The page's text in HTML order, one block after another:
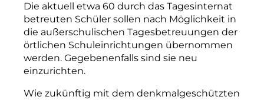
Die aktuell etwa 60 durch das Tagesinternat
betreuten Schüler sollen nach Möglichkeit in
die außerschulischen Tagesbetreuungen der
örtlichen Schul­einrichtungen übernommen
werden. Gegebenenfalls sind sie neu
einzurichten.
Wie zukünftig mit dem denkmalgeschützten